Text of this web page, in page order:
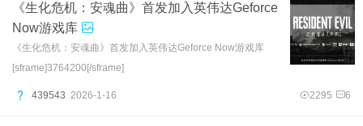
《生化危机：安魂曲》首发加入英伟达Geforce
Now游戏库
《生化危机：安魂曲》首发加入英伟达Geforce Now游戏库
[sframe]3764200[/sframe]
439543 2026-1-16 2295 6